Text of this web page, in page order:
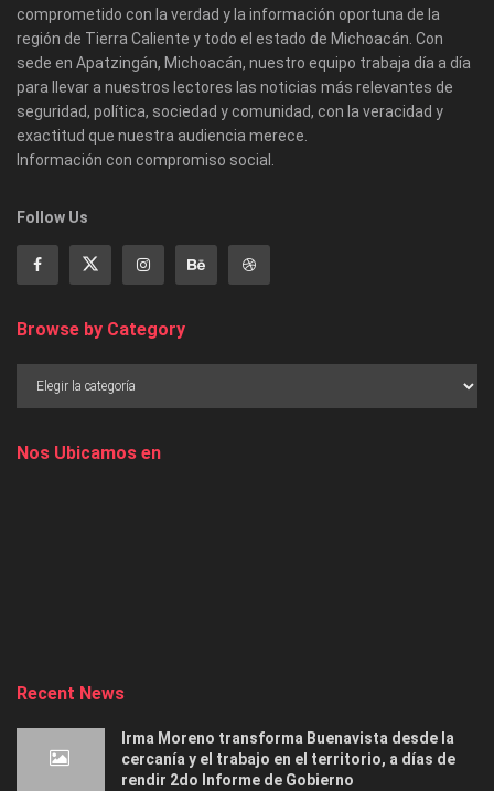
comprometido con la verdad y la información oportuna de la
región de Tierra Caliente y todo el estado de Michoacán. Con
sede en Apatzingán, Michoacán, nuestro equipo trabaja día a día
para llevar a nuestros lectores las noticias más relevantes de
seguridad, política, sociedad y comunidad, con la veracidad y
exactitud que nuestra audiencia merece.
Información con compromiso social.
Follow Us
Browse by Category
Nos Ubicamos en
Recent News
Irma Moreno transforma Buenavista desde la
cercanía y el trabajo en el territorio, a días de
rendir 2do Informe de Gobierno